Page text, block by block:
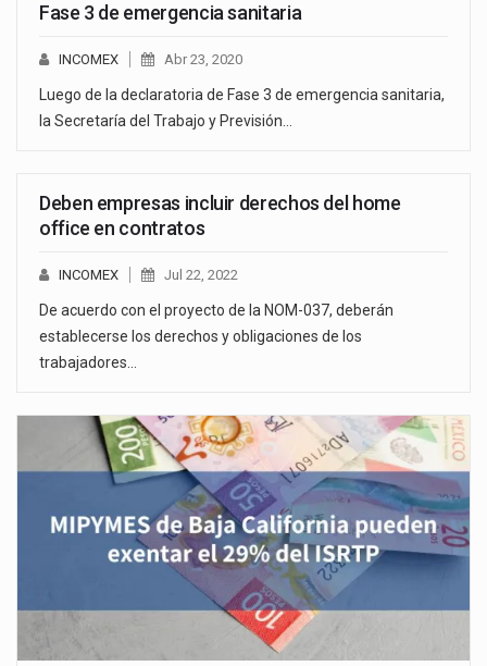
Fase 3 de emergencia sanitaria
INCOMEX Abr 23, 2020
Luego de la declaratoria de Fase 3 de emergencia sanitaria,
la Secretaría del Trabajo y Previsión…
Deben empresas incluir derechos del home
office en contratos
INCOMEX Jul 22, 2022
De acuerdo con el proyecto de la NOM-037, deberán
establecerse los derechos y obligaciones de los
trabajadores…